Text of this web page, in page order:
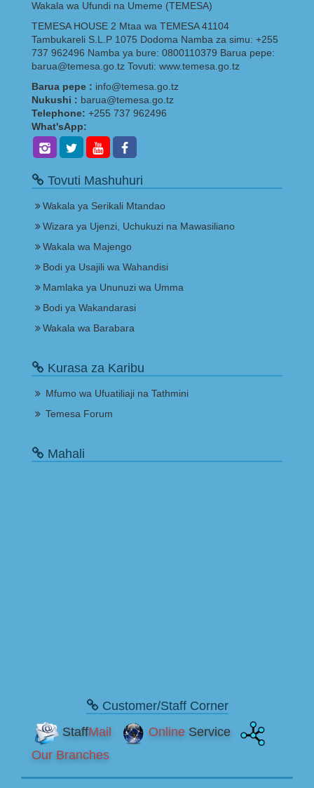
Wakala wa Ufundi na Umeme (TEMESA)
TEMESA HOUSE 2 Mtaa wa TEMESA 41104
Tambukareli S.L.P 1075 Dodoma Namba za simu: +255
737 962496 Namba ya bure: 0800110379 Barua pepe:
barua@temesa.go.tz Tovuti: www.temesa.go.tz
Barua pepe : info@temesa.go.tz
Nukushi : barua@temesa.go.tz
Telephone: +255 737 962496
What'sApp:
Tovuti Mashuhuri
Wakala ya Serikali Mtandao
Wizara ya Ujenzi, Uchukuzi na Mawasiliano
Wakala wa Majengo
Bodi ya Usajili wa Wahandisi
Mamlaka ya Ununuzi wa Umma
Bodi ya Wakandarasi
Wakala wa Barabara
Kurasa za Karibu
Mfumo wa Ufuatiliaji na Tathmini
Temesa Forum
Mahali
Customer/Staff Corner
StaffMail Online Service
Our Branches